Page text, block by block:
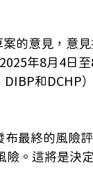
的意見，意
年8月4日
和DCHP
最終的風險
。這將是決